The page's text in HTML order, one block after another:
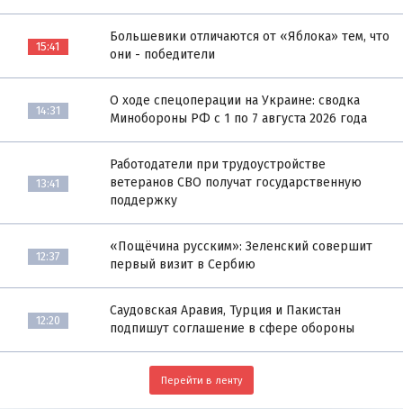
15:41
Большевики отличаются от «Яблока» тем, что
они - победители
14:31
О ходе спецоперации на Украине: сводка
Минобороны РФ с 1 по 7 августа 2026 года
13:41
Работодатели при трудоустройстве
ветеранов СВО получат государственную
поддержку
12:37
«Пощёчина русским»: Зеленский совершит
первый визит в Сербию
12:20
Саудовская Аравия, Турция и Пакистан
подпишут соглашение в сфере обороны
Перейти в ленту